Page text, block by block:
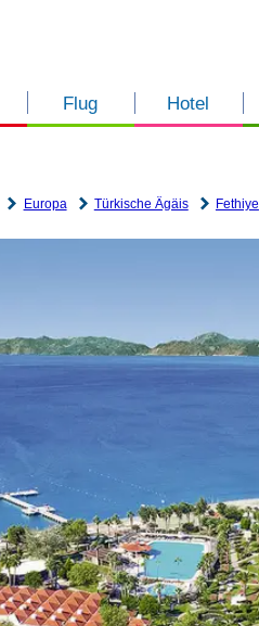
Flug Hotel
Europa Türkische Ägäis Fethiye